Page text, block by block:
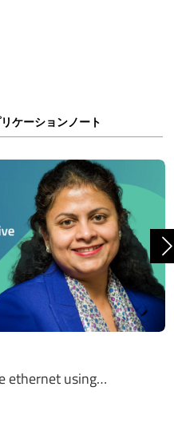
ケーションノート
ethernet using…